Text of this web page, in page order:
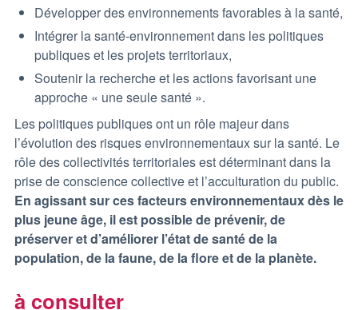
Développer des environnements favorables à la santé,
Intégrer la santé-environnement dans les politiques
publiques et les projets territoriaux,
Soutenir la recherche et les actions favorisant une
approche « une seule santé ».
Les politiques publiques ont un rôle majeur dans
l’évolution des risques environnementaux sur la santé. Le
rôle des collectivités territoriales est déterminant dans la
prise de conscience collective et l’acculturation du public.
En agissant sur ces facteurs environnementaux dès le
plus jeune âge, il est possible de prévenir, de
préserver et d’améliorer l’état de santé de la
population, de la faune, de la flore et de la planète.
à consulter